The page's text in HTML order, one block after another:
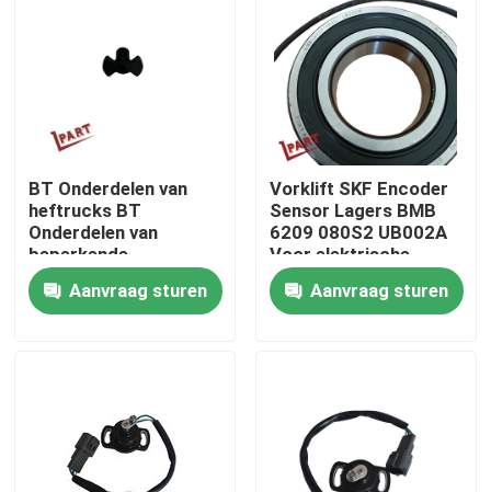
Producten
Video's
De Delen van de vorkheftruckbatterij
Het Wiel van de vorkheftruckaandrijving
Elektrische Vorkheftruckmotor
LEIDENE Vorkheftrucklichten
BT Onderdelen van
heftrucks BT
Onderdelen van
beperkende
apparatuur 167830
Aanvraag sturen
Vorklift SKF Encoder
Sensor Lagers BMB
6209 080S2 UB002A
Voor elektrische
stapler
Aanvraag sturen